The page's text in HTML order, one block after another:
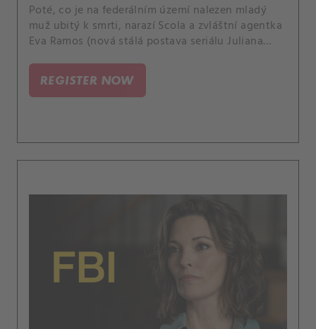
Poté, co je na federálním území nalezen mladý
muž ubitý k smrti, narazí Scola a zvláštní agentka
Eva Ramos (nová stálá postava seriálu Juliana
protne s operací DEA.
REGISTER NOW